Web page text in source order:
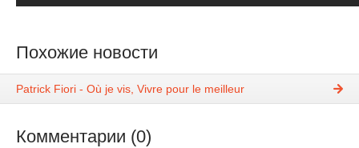
Похожие новости
Patrick Fiori - Où je vis, Vivre pour le meilleur
Комментарии (0)